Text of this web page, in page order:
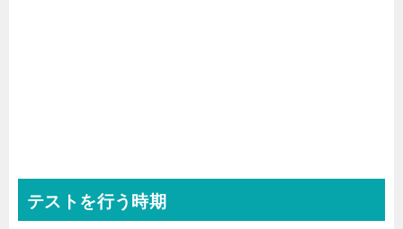
テストを行う時期